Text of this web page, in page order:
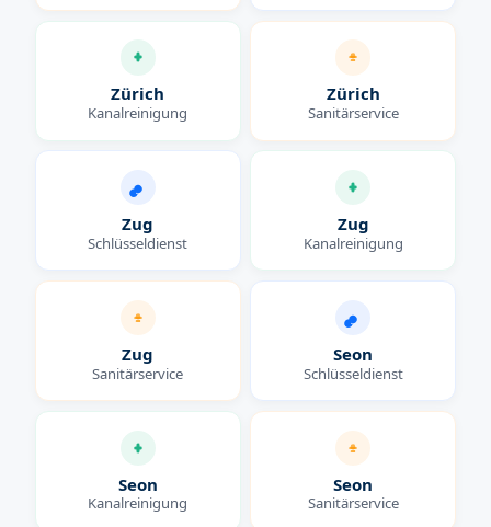
Zürich
Kanalreinigung
Zürich
Sanitärservice
Zug
Schlüsseldienst
Zug
Kanalreinigung
Zug
Sanitärservice
Seon
Schlüsseldienst
Seon
Kanalreinigung
Seon
Sanitärservice